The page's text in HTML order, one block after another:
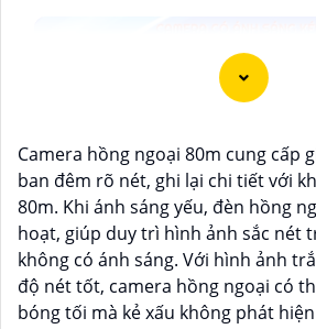
Camera hồng ngoại 80m cung cấp
ban đêm rõ nét, ghi lại chi tiết với
80m. Khi ánh sáng yếu, đèn hồng
hoạt, giúp duy trì hình ảnh sắc nét
không có ánh sáng. Với hình ảnh
độ nét tốt, camera hồng ngoại có
bóng tối mà kẻ xấu không phát